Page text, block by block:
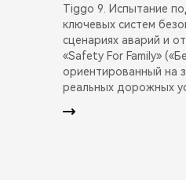
Tiggo 9. Испытание
ключевых систем
сценариях аварий и
«Safety For Family»
ориентированный на
реальных дорожных